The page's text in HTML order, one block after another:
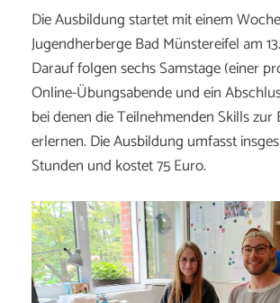
Die Ausbildung startet mit einem
Jugendherberge Bad Münstereifel am
Darauf folgen sechs Samstage (einer
Online-Übungsabende und ein
bei denen die Teilnehmenden Skills zur
erlernen. Die Ausbildung umfasst
Stunden und kostet 75 Euro.